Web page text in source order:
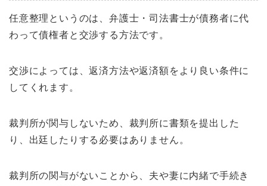
任意整理というのは、弁護士・司法書士が債務者に代
わって債権者と交渉する方法です。
交渉によっては、返済方法や返済額をより良い条件に
してくれます。
裁判所が関与しないため、裁判所に書類を提出した
り、出廷したりする必要はありません。
裁判所の関与がないことから、夫や妻に内緒で手続き